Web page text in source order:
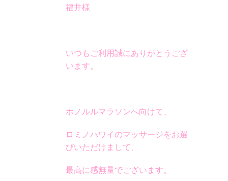
福井様
いつもご利用誠にありがとうござ
います。
ホノルルマラソンへ向けて、
ロミノハワイのマッサージをお選
びいただけまして、
最高に感無量でございます。